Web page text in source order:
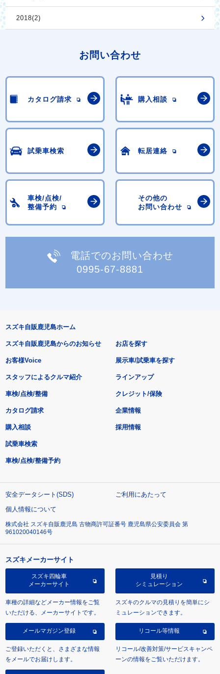
2018(2)
お問い合わせ
カタログ請求 購入相談
試乗車検索 転居連絡
車検/点検/
整備予約
その他の
お問い合わせ
電話でのお問い合わせ
0995-67-8881
スズキ自販鹿児島ホーム
スズキ自販鹿児島からのお知らせ
お客様Voice
スタッフによるクルマ紹介
お店を探す
展示車/試乗車を探す
ラインアップ
車検/点検/整備 クレジット/保険
カタログ請求
購入相談
試乗車検索
車検/点検/整備予約
企業情報
採用情報
安全データシート(SDS)
ご利用にあたって
個人情報について
株式会社 スズキ自販鹿児島 古物商許可証番号 鹿児島県公安委員会 第
961020040146号
スズキメーカーサイト
スズキ四輪車
メーカーサイト
車種の詳細などメーカー情報をご覧
いただける、メーカーサイトです。
見積り
シミュレーション
スズキのクルマの見積りを簡単にシ
ミュレーションできます。
メールマガジン登録
ご登録いただくと、さまざまな情報
をメールでお届けします。
リコール等情報
リコール/改善対策/サービスキャンペ
ーンの情報をご覧いただけます。